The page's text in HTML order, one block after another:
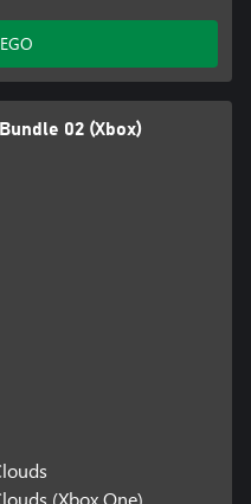
02 (Xbox)
(Xbox One)